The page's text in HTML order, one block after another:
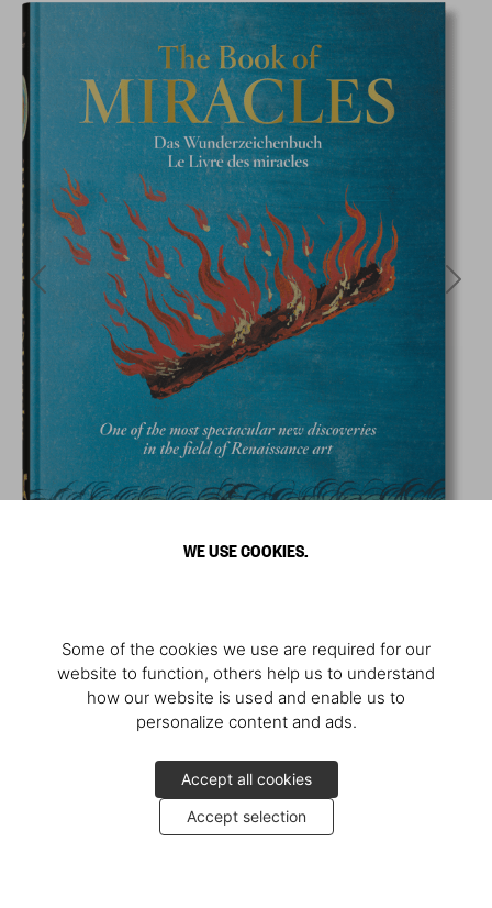
WE USE COOKIES.
Some of the cookies we use are required for our
website to function, others help us to understand
how our website is used and enable us to
personalize content and ads.
Accept all cookies
Accept selection